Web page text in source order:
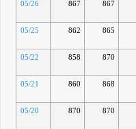
05/26 867 867
05/25 862 865
05/22 858 870
05/21 860 868
05/20 870 870